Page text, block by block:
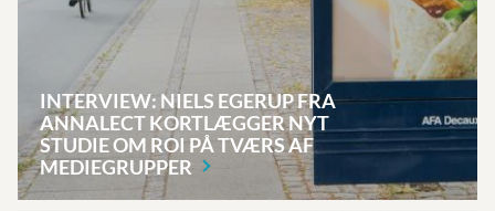
INTERVIEW: NIELS EGERUP FRA
ANNALECT KORTLÆGGER NYT
STUDIE OM ROI PÅ TVÆRS AF
MEDIEGRUPPER